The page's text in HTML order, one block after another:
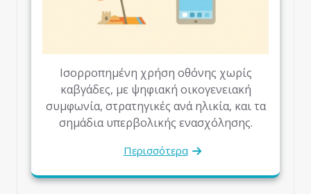
Ισορροπημένη χρήση οθόνης χωρίς
καβγάδες, με ψηφιακή οικογενειακή
συμφωνία, στρατηγικές ανά ηλικία, και τα
σημάδια υπερβολικής ενασχόλησης.
Περισσότερα